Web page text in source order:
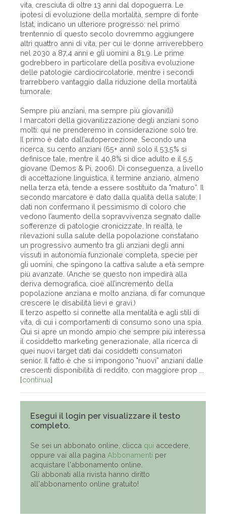
vita, cresciuta di oltre 13 anni dal dopoguerra. Le
ipotesi di evoluzione della mortalità, sempre di fonte
Istat, indicano un ulteriore progresso: nel primo
trentennio di questo secolo dovremmo aggiungere
altri quattro anni di vita, per cui le donne arriverebbero
nel 2030 a 87,4 anni e gli uomini a 81,9. Le prime
godrebbero in particolare della positiva evoluzione
delle patologie cardiocircolatorie, mentre i secondi
trarrebbero vantaggio dalla riduzione della mortalità
tumorale.
Sempre più anziani, ma sempre più giovani(li)
I marcatori della giovanilizzazione degli anziani sono
molti: qui ne prenderemo in considerazione solo tre.
Il primo è dato dall’autopercezione. Secondo una
ricerca, su cento anziani (65+ anni) solo il 53,5% si
definisce tale, mentre il 40,8% si dice adulto e il 5,5
giovane (Demos & Pi, 2006). Di conseguenza, a livello
di accettazione linguistica, il termine anziano, almeno
nella terza età, tende a essere sostituito da "maturo”. Il
secondo marcatore è dato dalla qualità della salute. I
dati non confermano il pessimismo di coloro che
vedono l’aumento della sopravvivenza segnato dalle
sofferenze di patologie cronicizzate. In realtà, le
rilevazioni sulla salute della popolazione constatano
un progressivo aumento tra gli anziani degli anni
vissuti in autonomia funzionale completa, specie per
gli uomini, che spingono la cattiva salute a età sempre
più avanzate. (Anche se questo non impedirà alla
deriva demografica, cioè all’incremento della
popolazione anziana e molto anziana, di far comunque
crescere le disabilità lievi e gravi.)
Il terzo aspetto si connette alla mentalità e agli stili di
vita, di cui i comportamenti di consumo sono una spia.
Qui si apre un mondo ampio che sempre più interessa
il cosiddetto marketing generazionale, alla ricerca di
quei nuovi target dati dai cosiddetti consumatori
senior. Il fatto è che si impongono "nuovi” anziani dalle
crescenti disponibilità di reddito, con maggiore prop ...
[continua]
Esegui il login per visualizzare il testo
completo.
Se sei un abbonato online, clicca qui accedere,
oppure vai alla pagina Abbonamenti per
acquistare l'abbonamento online.
Gli abbonati alla rivista hanno diritto
all'abbonamento online gratuito!